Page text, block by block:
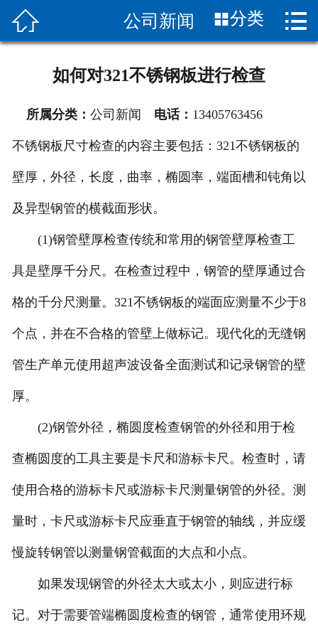
 首页
合作伙伴
销售网络
联系我们
 公司新闻 分类 
如何对321不锈钢板进行检查
所属分类： 公司新闻 电话： 13405763456
不锈钢板尺寸检查的内容主要包括：321不锈钢板的
壁厚，外径，长度，曲率，椭圆率，端面槽和钝角以
及异型钢管的横截面形状。
(1)钢管壁厚检查传统和常用的钢管壁厚检查工
具是壁厚千分尺。在检查过程中，钢管的壁厚通过合
格的千分尺测量。321不锈钢板的端面应测量不少于8
个点，并在不合格的管壁上做标记。现代化的无缝钢
管生产单元使用超声波设备全面测试和记录钢管的壁
厚。
(2)钢管外径，椭圆度检查钢管的外径和用于检
查椭圆度的工具主要是卡尺和游标卡尺。检查时，请
使用合格的游标卡尺或游标卡尺测量钢管的外径。测
量时，卡尺或游标卡尺应垂直于钢管的轴线，并应缓
慢旋转钢管以测量钢管截面的大点和小点。
如果发现钢管的外径太大或太小，则应进行标
记。对于需要管端椭圆度检查的钢管，通常使用环规